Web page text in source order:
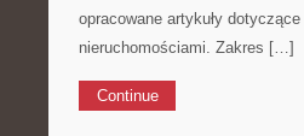
opracowane artykuły
nieruchomościami. Zakres […]
Continue